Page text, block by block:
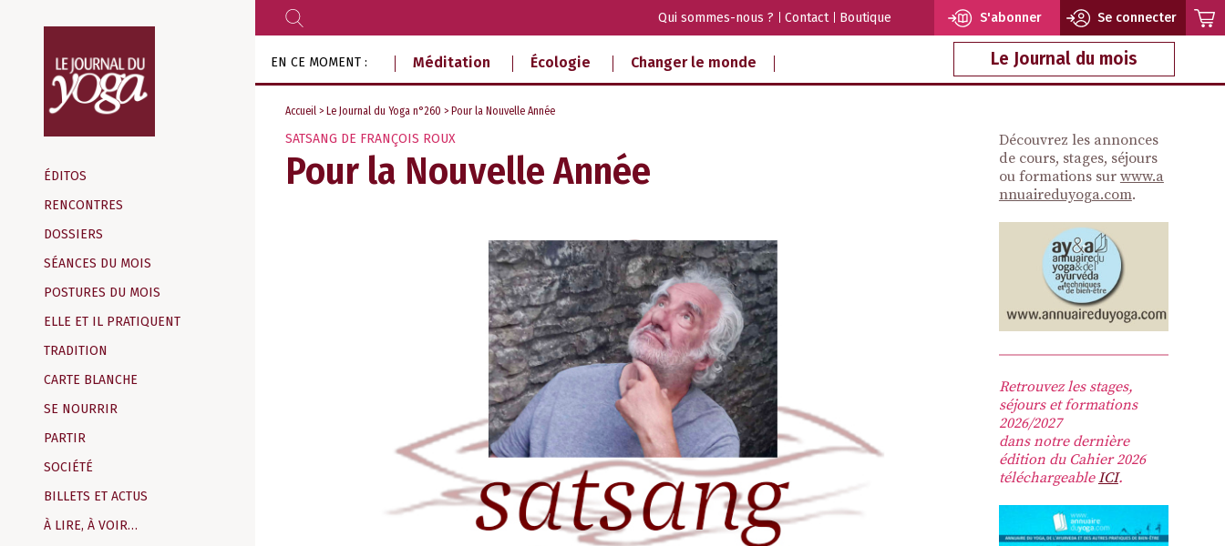
d‘information
indépendant
ÉDITOS
RENCONTRES
DOSSIERS
SÉANCES DU MOIS
POSTURES DU MOIS
ELLE ET IL PRATIQUENT
TRADITION
CARTE BLANCHE
SE NOURRIR
PARTIR
SOCIÉTÉ
BILLETS ET ACTUS
À LIRE, À VOIR…
RECHERCHER Qui sommes-nous ? Contact Boutique S'abonner Se connecter
EN CE MOMENT : Méditation Écologie Changer le monde Le Journal du mois
Accueil > Le Journal du Yoga n°260 > Pour la Nouvelle Année
SATSANG DE FRANÇOIS ROUX
Pour la Nouvelle Année
Découvrez les annonces
de cours, stages, séjours
ou formations sur www.a
nnuaireduyoga.com.
Retrouvez les stages,
séjours et formations
2026/2027
dans notre dernière
édition du Cahier 2026
téléchargeableICI.